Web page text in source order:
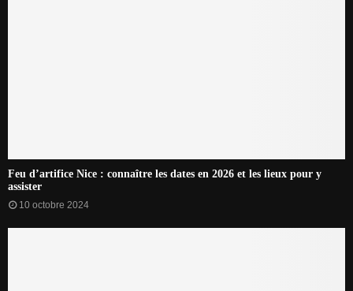
Feu d’artifice Nice : connaître les dates en 2026 et les lieux pour y
assister
10 octobre 2024